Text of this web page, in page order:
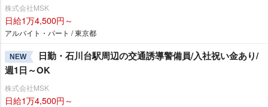
株式会社MSK
日給1万4,500円～
アルバイト・パート / 東京都
NEW
日勤・石川台駅周辺の交通誘導警備員/入社祝い金あり/
週1日～OK
株式会社MSK
日給1万4,500円～